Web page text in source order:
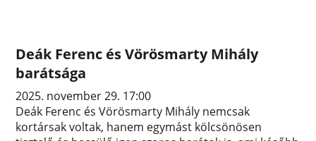
Deák Ferenc és Vörösmarty Mihály
barátsága
2025. november 29. 17:00
Deák Ferenc és Vörösmarty Mihály nemcsak
kortársak voltak, hanem egymást kölcsönösen